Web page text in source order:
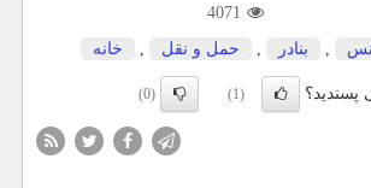
4071
بنادر حمل و نقل خانه
پسندید؟ (1)
(0)